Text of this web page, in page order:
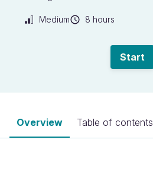
Medium 8 hours
Start
Overview Table of contents